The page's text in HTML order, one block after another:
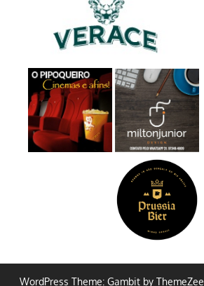
WordPress Theme: Gambit by ThemeZee.